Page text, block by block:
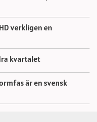
verkligen en
kvartalet
är en svensk